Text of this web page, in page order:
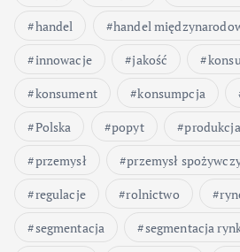
handel
handel
innowacje
jakość
konsument
konsumpcja
Polska
popyt produkcja
przemysł
przemysł
regulacje
rolnictwo
segmentacja
segmentacja